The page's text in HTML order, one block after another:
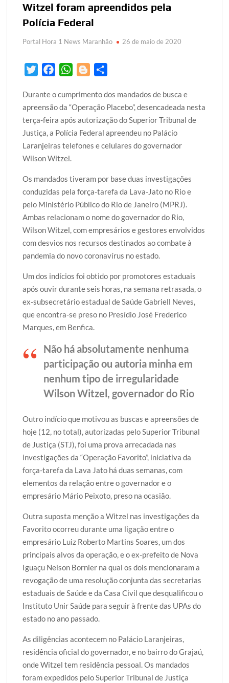
Witzel foram apreendidos pela
Polícia Federal
Portal Hora 1 News Maranhão 26 de maio de 2020
i
t
t
e
r
c
e
b
o
o
k
W
a
t
s
A
p
o
g
g
e
r
a
r
e
Durante o cumprimento dos mandados de busca e
apreensão da “Operação Placebo”, desencadeada nesta
terça-feira após autorização do Superior Tribunal de
Justiça, a Polícia Federal apreendeu no Palácio
Laranjeiras telefones e celulares do governador
Wilson Witzel.
Os mandados tiveram por base duas investigações
conduzidas pela força-tarefa da Lava-Jato no Rio e
pelo Ministério Público do Rio de Janeiro (MPRJ).
Ambas relacionam o nome do governador do Rio,
Wilson Witzel, com empresários e gestores envolvidos
com desvios nos recursos destinados ao combate à
pandemia do novo coronavírus no estado.
Um dos indícios foi obtido por promotores estaduais
após ouvir durante seis horas, na semana retrasada, o
ex-subsecretário estadual de Saúde Gabriell Neves,
que encontra-se preso no Presídio José Frederico
Marques, em Benfica.
Não há absolutamente nenhuma
participação ou autoria minha em
nenhum tipo de irregularidade
Wilson Witzel, governador do Rio
Outro indício que motivou as buscas e apreensões de
hoje (12, no total), autorizadas pelo Superior Tribunal
de Justiça (STJ), foi uma prova arrecadada nas
investigações da “Operação Favorito”, iniciativa da
força-tarefa da Lava Jato há duas semanas, com
elementos da relação entre o governador e o
empresário Mário Peixoto, preso na ocasião.
Outra suposta menção a Witzel nas investigações da
Favorito ocorreu durante uma ligação entre o
empresário Luiz Roberto Martins Soares, um dos
principais alvos da operação, e o ex-prefeito de Nova
Iguaçu Nelson Bornier na qual os dois mencionaram a
revogação de uma resolução conjunta das secretarias
estaduais de Saúde e da Casa Civil que desqualificou o
Instituto Unir Saúde para seguir à frente das UPAs do
estado no ano passado.
As diligências acontecem no Palácio Laranjeiras,
residência oficial do governador, e no bairro do Grajaú,
onde Witzel tem residência pessoal. Os mandados
foram expedidos pelo Superior Tribunal de Justiça